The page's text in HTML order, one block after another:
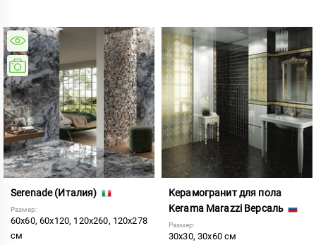
Serenade (Италия)
Размер:
60x60, 60x120, 120x260, 120x278
см
Керамогранит для пола
Kerama Marazzi Версаль
Размер:
30x30, 30x60 см